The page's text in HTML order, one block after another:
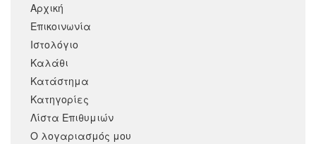
Αρχική
Επικοινωνία
Ιστολόγιο
Καλάθι
Κατάστημα
Κατηγορίες
Λίστα Επιθυμιών
Ο λογαριασμός μου